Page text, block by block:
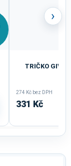
TRIČKO
274 Kč bez DPH
331 Kč
›